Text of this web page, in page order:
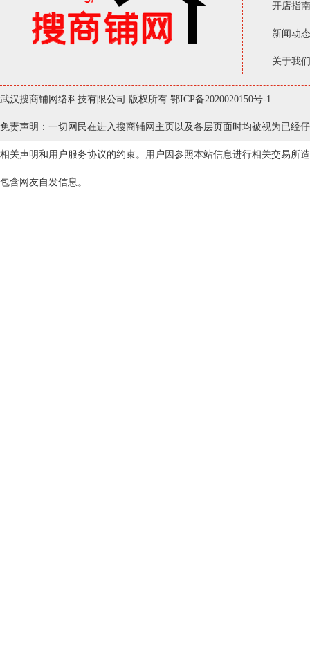
开店指南
新闻动态
关于我们
武汉搜商铺网络科技有限公司 版权所有 鄂ICP备2020020150号-1
免责声明：一切网民在进入搜商铺网主页以及各层页面时均被视为已经
相关声明和用户服务协议的约束。用户因参照本站信息进行相关交易所
包含网友自发信息。